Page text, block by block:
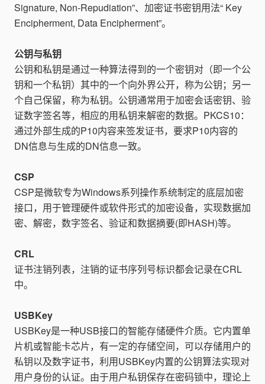
Signature, Non-Repudiation”、加密证书密钥用法“ Key
Encipherment, Data Encipherment”。
公钥与私钥
公钥和私钥是通过一种算法得到的一个密钥对（即一个公
钥和一个私钥）其中的一个向外界公开，称为公钥；另一
个自己保留，称为私钥。公钥通常用于加密会话密钥、验
证数字签名等，相应的用私钥来解密的数据。PKCS10：
通过外部生成的P10内容来签发证书，要求P10内容的
DN信息与生成的DN信息一致。
CSP
CSP是微软专为Windows系列操作系统制定的底层加密
接口，用于管理硬件或软件形式的加密设备，实现数据加
密、解密，数字签名、验证和数据摘要(即HASH)等。
CRL
证书注销列表，注销的证书序列号标识都会记录在CRL
中。
USBKey
USBKey是一种USB接口的智能存储硬件介质。它内置单
片机或智能卡芯片，有一定的存储空间，可以存储用户的
私钥以及数字证书，利用USBKey内置的公钥算法实现对
用户身份的认证。由于用户私钥保存在密码锁中，理论上